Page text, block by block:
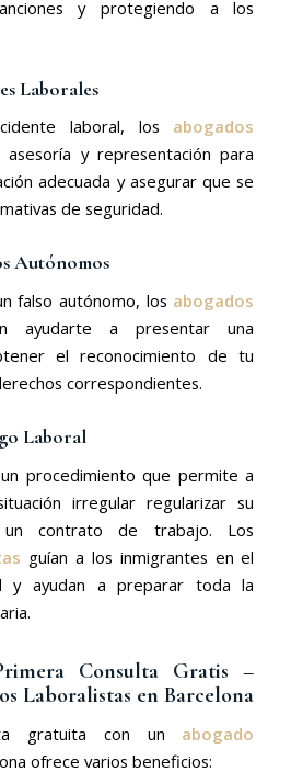
y protegiendo a los
Laborales
laboral, los abogados
asesoría y representación para
adecuada y asegurar que se
de seguridad.
Autónomos
falso autónomo, los abogados
ayudarte a presentar una
el reconocimiento de tu
correspondientes.
Laboral
procedimiento que permite a
irregular regularizar su
un contrato de trabajo. Los
guían a los inmigrantes en el
y ayudan a preparar toda la
Consulta Gratis –
Laboralistas en Barcelona
gratuita con un abogado
ofrece varios beneficios: